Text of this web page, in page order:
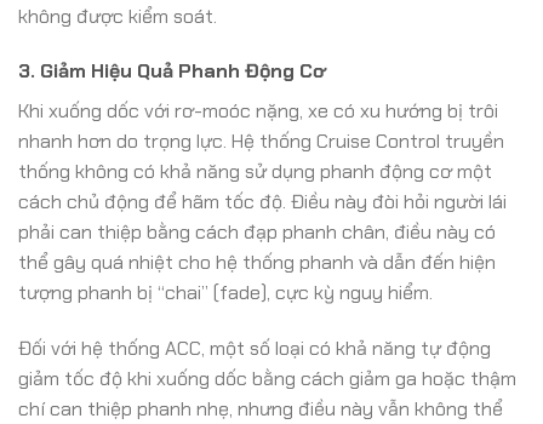
không được kiểm soát.
3. Giảm Hiệu Quả Phanh Động Cơ
Khi xuống dốc với rơ-moóc nặng, xe có xu hướng bị trôi
nhanh hơn do trọng lực. Hệ thống Cruise Control truyền
thống không có khả năng sử dụng phanh động cơ một
cách chủ động để hãm tốc độ. Điều này đòi hỏi người lái
phải can thiệp bằng cách đạp phanh chân, điều này có
thể gây quá nhiệt cho hệ thống phanh và dẫn đến hiện
tượng phanh bị “chai” (fade), cực kỳ nguy hiểm.
Đối với hệ thống ACC, một số loại có khả năng tự động
giảm tốc độ khi xuống dốc bằng cách giảm ga hoặc thậm
chí can thiệp phanh nhẹ, nhưng điều này vẫn không thể